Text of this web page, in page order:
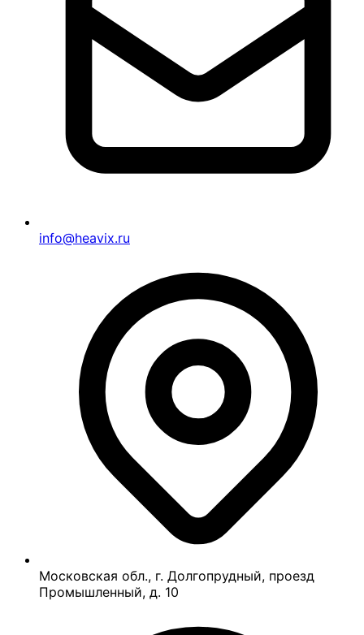
info@heavix.ru
Московская обл., г. Долгопрудный, проезд
Промышленный, д. 10